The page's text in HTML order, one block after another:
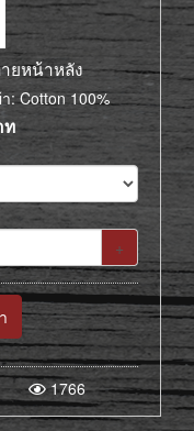
ยหน้าหลัง
Cotton 100%
ท
+
1766